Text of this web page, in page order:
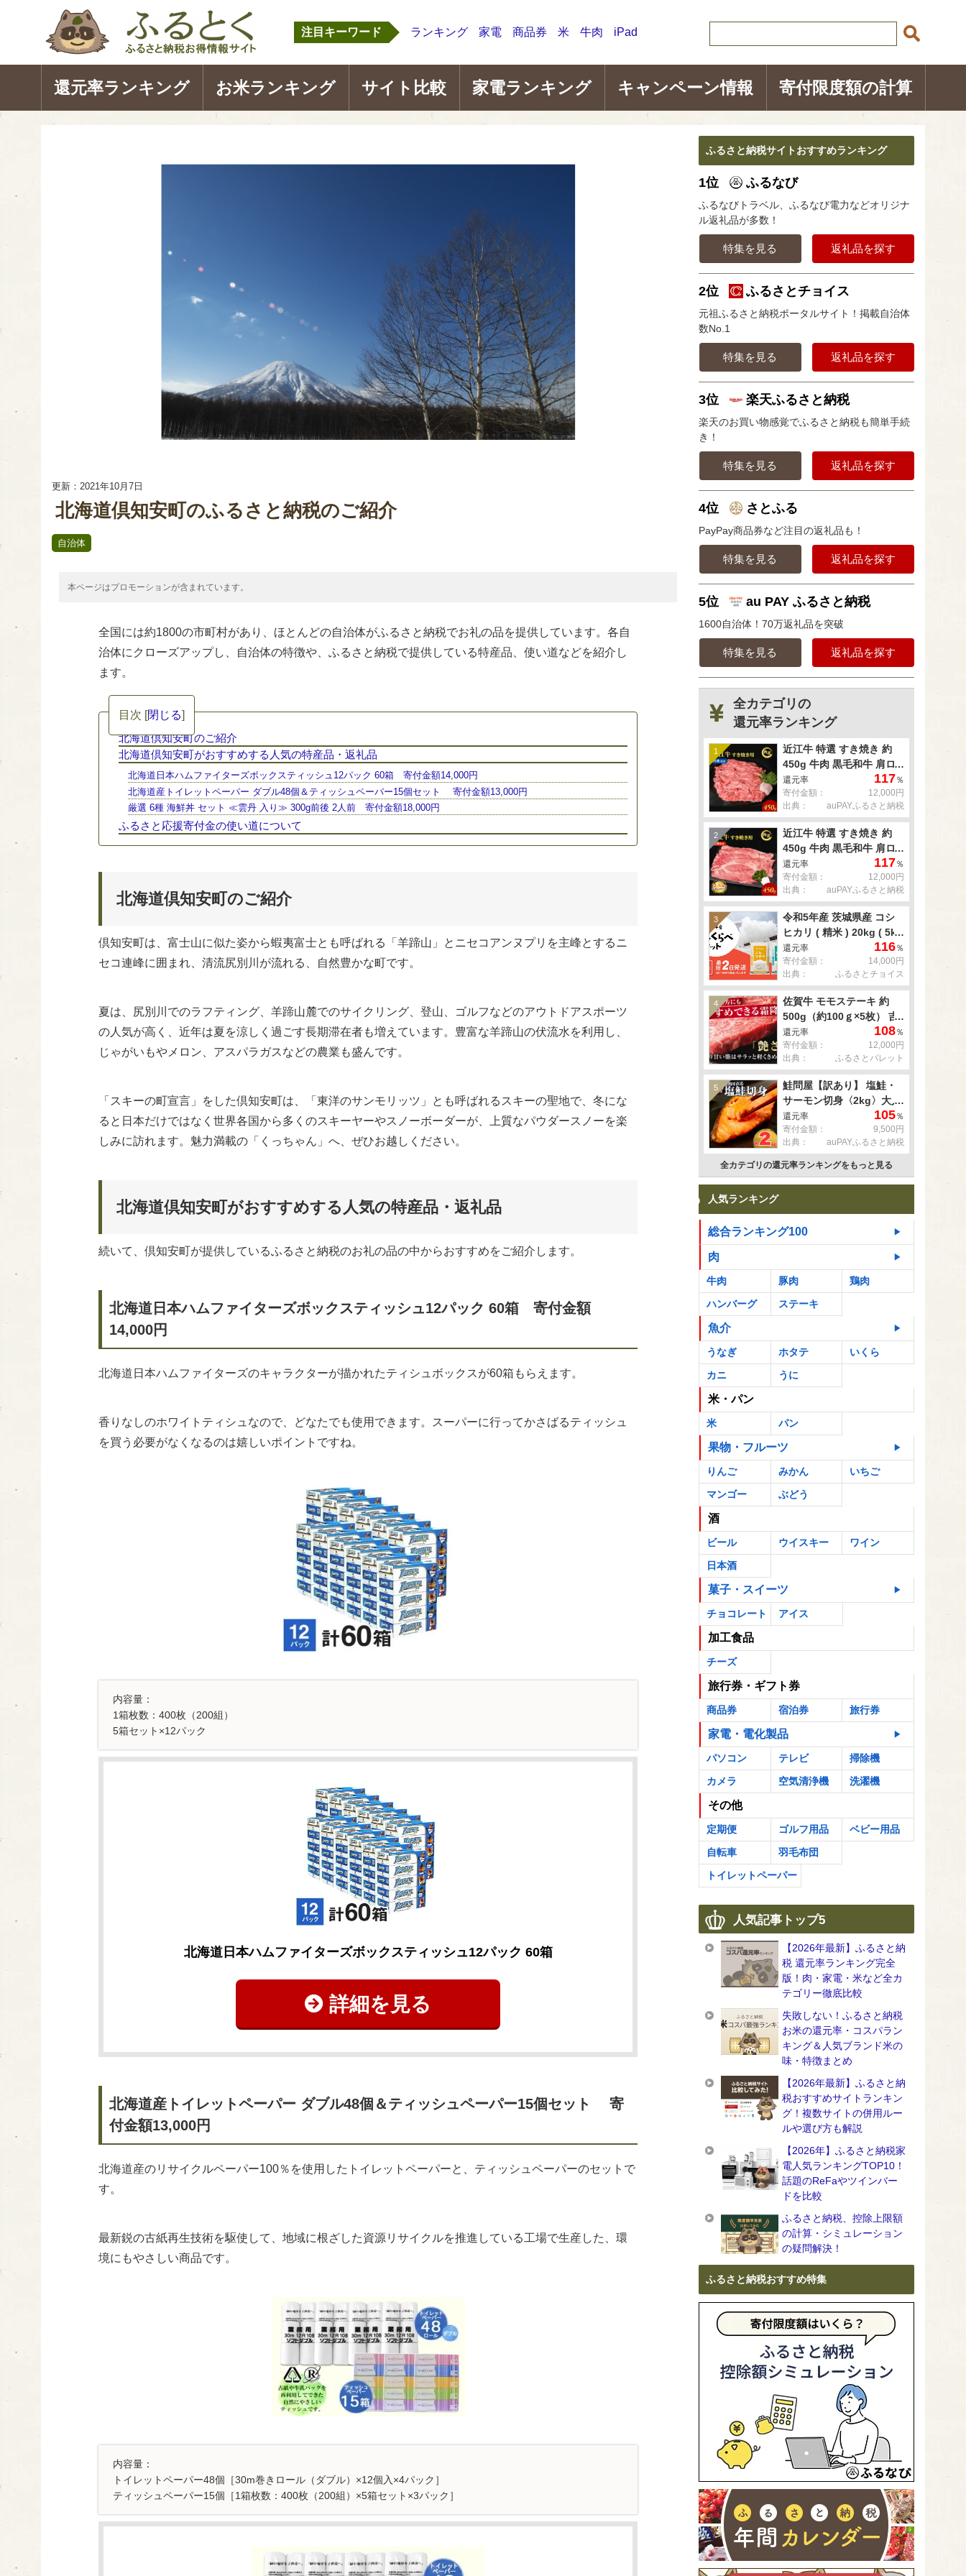
注目キーワード ランキング 家電 商品券 米 牛肉 iPad
還元率ランキング お米ランキング サイト比較 家電ランキング キャンペーン情報 寄付限度額の計算
更新：2021年10月7日
北海道倶知安町のふるさと納税のご紹介
自治体
本ページはプロモーションが含まれています。
全国には約1800の市町村があり、ほとんどの自治体がふるさと納税でお礼の品を提供しています。各自
治体にクローズアップし、自治体の特徴や、ふるさと納税で提供している特産品、使い道などを紹介し
ます。
目次 [閉じる]
北海道倶知安町のご紹介
北海道倶知安町がおすすめする人気の特産品・返礼品
北海道日本ハムファイターズボックスティッシュ12パック 60箱 寄付金額14,000円
北海道産トイレットペーパー ダブル48個＆ティッシュペーパー15個セット 寄付金額13,000円
厳選 6種 海鮮丼 セット ≪雲丹 入り≫ 300g前後 2人前 寄付金額18,000円
ふるさと応援寄付金の使い道について
北海道倶知安町のご紹介
倶知安町は、富士山に似た姿から蝦夷富士とも呼ばれる「羊蹄山」とニセコアンヌプリを主峰とするニ
セコ連峰に囲まれ、清流尻別川が流れる、自然豊かな町です。
夏は、尻別川でのラフティング、羊蹄山麓でのサイクリング、登山、ゴルフなどのアウトドアスポーツ
の人気が高く、近年は夏を涼しく過ごす長期滞在者も増えています。豊富な羊蹄山の伏流水を利用し、
じゃがいもやメロン、アスパラガスなどの農業も盛んです。
「スキーの町宣言」をした倶知安町は、「東洋のサンモリッツ」とも呼ばれるスキーの聖地で、冬にな
ると日本だけではなく世界各国から多くのスキーヤーやスノーボーダーが、上質なパウダースノーを楽
しみに訪れます。魅力満載の「くっちゃん」へ、ぜひお越しください。
北海道倶知安町がおすすめする人気の特産品・返礼品
続いて、倶知安町が提供しているふるさと納税のお礼の品の中からおすすめをご紹介します。
北海道日本ハムファイターズボックスティッシュ12パック 60箱 寄付金額
14,000円
北海道日本ハムファイターズのキャラクターが描かれたティシュボックスが60箱もらえます。
香りなしのホワイトティシュなので、どなたでも使用できます。スーパーに行ってかさばるティッシュ
を買う必要がなくなるのは嬉しいポイントですね。
内容量：
1箱枚数：400枚（200組）
5箱セット×12パック
北海道日本ハムファイターズボックスティッシュ12パック 60箱
詳細を見る
北海道産トイレットペーパー ダブル48個＆ティッシュペーパー15個セット 寄
付金額13,000円
北海道産のリサイクルペーパー100％を使用したトイレットペーパーと、ティッシュペーパーのセットで
す。
最新鋭の古紙再生技術を駆使して、地域に根ざした資源リサイクルを推進している工場で生産した、環
境にもやさしい商品です。
内容量：
トイレットペーパー48個［30m巻きロール（ダブル）×12個入×4パック］
ティッシュペーパー15個［1箱枚数：400枚（200組）×5箱セット×3パック］
ふるさと納税サイトおすすめランキング
1位 ふるなび
ふるなびトラベル、ふるなび電力などオリジナ
ル返礼品が多数！
特集を見る 返礼品を探す
2位 ふるさとチョイス
元祖ふるさと納税ポータルサイト！掲載自治体
数No.1
特集を見る 返礼品を探す
3位 楽天ふるさと納税
楽天のお買い物感覚でふるさと納税も簡単手続
き！
特集を見る 返礼品を探す
4位 さとふる
PayPay商品券など注目の返礼品も！
特集を見る 返礼品を探す
5位 au PAY ふるさと納税
1600自治体！70万返礼品を突破
特集を見る 返礼品を探す
全カテゴリの
還元率ランキング
1
近江牛 特選 すき焼き 約
450g 牛肉 黒毛和牛 肩ロ
ース モモ すきやき すき焼
き肉 すき焼き用 肉 お肉
牛 和牛 納期 最長3カ月 冷
蔵
還元率 117％
寄付金額：
12,000円
出典：
auPAYふるさと納税
2
近江牛 特選 すき焼き 約
450g 牛肉 黒毛和牛 肩ロ
ース モモ すきやき すき焼
き肉 すき焼き用 肉 お肉
牛 和牛 納期 最長3カ月 冷
蔵
還元率 117％
寄付金額：
12,000円
出典：
auPAYふるさと納税
3
令和5年産 茨城県産 コシ
ヒカリ ( 精米 ) 20kg ( 5kg
× 4袋 )
還元率 116％
寄付金額：
14,000円
出典：
ふるさとチョイス
4
佐賀牛 モモステーキ 約
500g（約100ｇ×5枚） 吉
野ヶ里町 [FDB057]
還元率 108％
寄付金額：
12,000円
出典：
ふるさとパレット
5
鮭問屋【訳あり】 塩鮭・
サーモン切身〈2kg〉大人
気 鮭 切り身 家計応援 不
揃い 鮭問屋直送
【MS03】
還元率 105％
寄付金額：
9,500円
出典：
auPAYふるさと納税
全カテゴリの還元率ランキングをもっと見る
人気ランキング
総合ランキング100
肉
牛肉 豚肉
鶏肉
ハンバーグ
ステーキ
魚介
うなぎ ホタテ
いくら
カニ
うに
米・パン
米 パン
果物・フルーツ
りんご みかん
いちご
マンゴー
ぶどう
酒
ビール ウイスキー
ワイン
日本酒
菓子・スイーツ
チョコレート アイス
加工食品
チーズ
旅行券・ギフト券
商品券 宿泊券 旅行券
家電・電化製品
パソコン テレビ
掃除機
カメラ
空気清浄機 洗濯機
その他
定期便 ゴルフ用品
ベビー用品
自転車
羽毛布団
トイレットペーパー
人気記事トップ5
【2026年最新】ふるさと納
税 還元率ランキング完全
版！肉・家電・米など全カ
テゴリー徹底比較
失敗しない！ふるさと納税
お米の還元率・コスパラン
キング＆人気ブランド米の
味・特徴まとめ
【2026年最新】ふるさと納
税おすすめサイトランキン
グ！複数サイトの併用ルー
ルや選び方も解説
【2026年】ふるさと納税家
電人気ランキングTOP10！
話題のReFaやツインバー
ドを比較
ふるさと納税、控除上限額
の計算・シミュレーション
の疑問解決！
ふるさと納税おすすめ特集